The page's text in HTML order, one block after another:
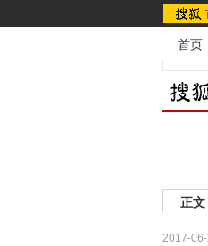
首页
正文
2017-